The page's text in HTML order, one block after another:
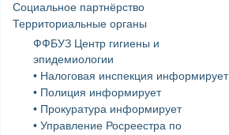
Социальное партнёрство
Территориальные органы
ФФБУЗ Центр гигиены и
эпидемиологии
• Налоговая инспекция информирует
• Полиция информирует
• Прокуратура информирует
• Управление Росреестра по